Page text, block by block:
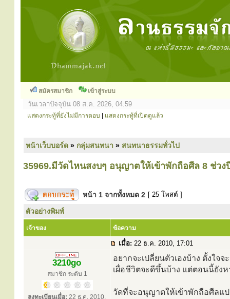
สมัครสมาชิก เข้าสู่ระบบ
วันเวลาปัจจุบัน 08 ส.ค. 2026, 04:59
แสดงกระทู้ที่ยังไม่มีการตอบ แสดงกระทู้ที่เปิดดูแล้ว
หน้าเว็บบอร์ด » กลุ่มสนทนา » สนทนาธรรมทั่วไป
35969.มีวัดไหนสงบๆ อนุญาตให้เข้าพักถือศีล 8 ช่วง
หน้า 1 จากทั้งหมด 2 [ 25 โพสต์ ]
ตัวอย่างพิมพ์
เจ้าของ ข้อความ
เมื่อ: 22 ธ.ค. 2010, 17:01
3210go
สมาชิก ระดับ 1
ลงทะเบียนเมื่อ: 22 ธ.ค. 2010,
อยากจะเปลี่ยนตัวเองบ้าง ตั้งใ
เผื่อชีวิตจะดีขึ้นบ้าง แต่ตอนนี้ยัง
วัดที่จะอนุญาตให้เข้าพักถือศีลแป